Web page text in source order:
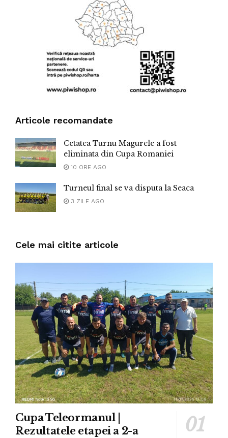
Articole recomandate
Cetatea Turnu Magurele a fost
eliminata din Cupa Romaniei
10 ORE AGO
Turneul final se va disputa la Seaca
3 ZILE AGO
Cele mai citite articole
Cupa Teleormanul |
Rezultatele etapei a 2-a